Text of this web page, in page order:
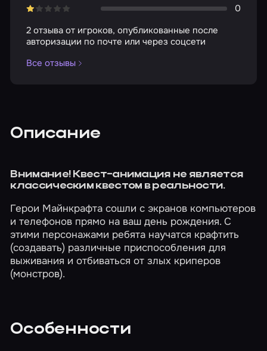
0
2 отзыва от игроков, опубликованные после
авторизации по почте или через соцсети
Все отзывы
Описание
Внимание! Квест-анимация не является
классическим квестом в реальности.
Герои Майнкрафта сошли с экранов компьютеров
и телефонов прямо на ваш день рождения. С
этими персонажами ребята научатся крафтить
(создавать) различные приспособления для
выживания и отбиваться от злых криперов
(монстров).
Особенности